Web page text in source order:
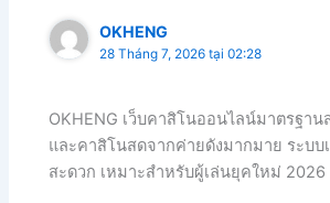
OKHENG
28 Tháng 7, 2026 tại 02:28
OKHENG เว็บคาสิโนออนไลน์มาตรฐา
และคาสิโนสดจากค่ายดังมากมาย ระบบ
สะดวก เหมาะสำหรับผู้เล่นยุคใหม่ 2026